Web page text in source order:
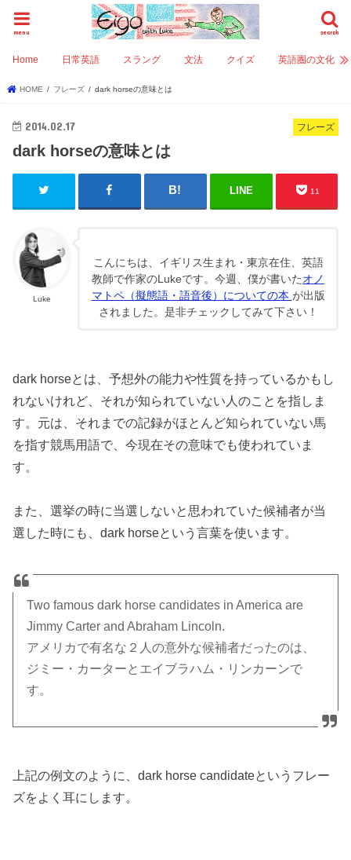
search
menu
Home 日常英語 スラング 文法 クイズ 英語圏の文化
HOME フレーズ dark horseの意味とは
フレーズ
2014.02.17
dark horseの意味とは
LINE 11
Luke
こんにちは、イギリス生まれ・東京在住、英語
教師で作家のLukeです。今週、僕が書いたオノ
マトペ（擬態語・語音後）についての本 が出版
されました。是非チェックしてみて下さい！
dark horseとは、予想外の能力や性質を持っているかもし
れないけれど、それが知られていない人のことを指しま
す。元は、それまでの記録がほとんど知られていない馬
を指す競馬用語で、今現在その意味でも使われていま
す。
また、選挙の時に当選しないと思われていた候補者が当
選した時にも、dark horseという言葉を使います。
Two famous dark horse candidates in America are
Jimmy Carter and Abraham Lincoln.
アメリカで有名な２人の意外な候補者だったのは、
ジミー・カーターとエイブラハム・リンカーンで
す。
上記の例文のように、dark horse candidateというフレー
ズをよく耳にします。